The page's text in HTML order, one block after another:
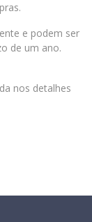
e podem ser
de um ano.
nos detalhes